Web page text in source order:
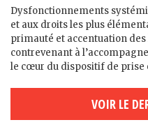
Dysfonctionnements
et aux droits les plus
primauté et accentuation
contrevenant à
le cœur du dispositif de prise
VOIR LE